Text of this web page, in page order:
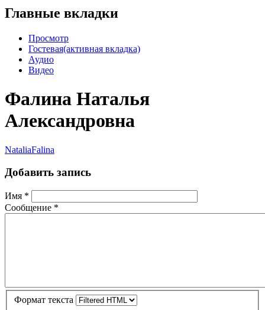
Главные вкладки
Просмотр
Гостевая(активная вкладка)
Аудио
Видео
Фалина Наталья
Александровна
NataliaFalina
Добавить запись
Имя *
Сообщение *
Формат текста